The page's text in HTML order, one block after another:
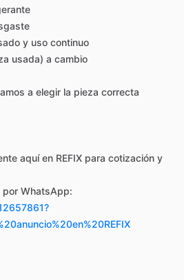
y uso continuo
usada) a cambio
a elegir la pieza correcta
aquí en REFIX para cotización y
por WhatsApp: